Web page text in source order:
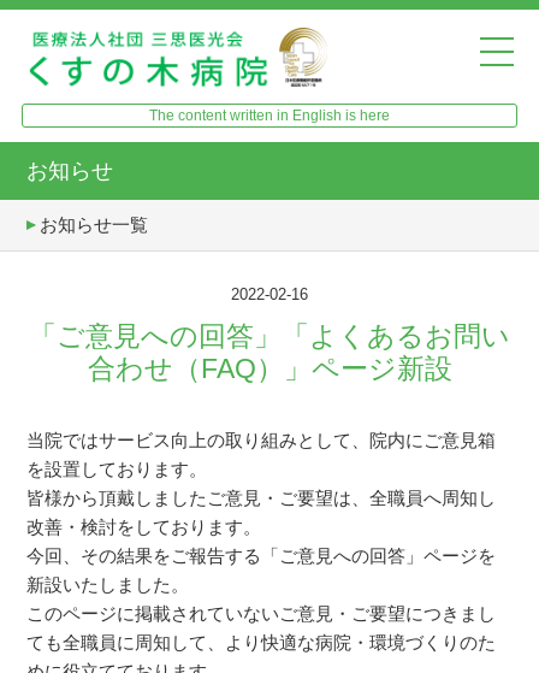
The content written in English is here
お知らせ
2022-02-16
「ご意見への回答」「よくあるお問い
合わせ（FAQ）」ページ新設
当院ではサービス向上の取り組みとして、院内にご意見箱
を設置しております。
皆様から頂戴しましたご意見・ご要望は、全職員へ周知し
改善・検討をしております。
今回、その結果をご報告する「ご意見への回答」ページを
新設いたしました。
このページに掲載されていないご意見・ご要望につきまし
ても全職員に周知して、より快適な病院・環境づくりのた
お知らせ一覧